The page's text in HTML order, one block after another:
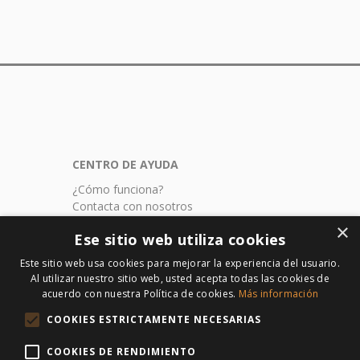
CENTRO DE AYUDA
¿Cómo funciona?
Contacta con nosotros
Politica de privacidad
Politica de envios
Formularios de seguros
CONTACTO
subastatuseguro.com
Av. Blas Infante 8. Planta 1º Mod. 17
×
Ese sitio web utiliza cookies
Este sitio web usa cookies para mejorar la experiencia del usuario.
Al utilizar nuestro sitio web, usted acepta todas las cookies de
acuerdo con nuestra Política de cookies. Más información
COOKIES ESTRICTAMENTE NECESARIAS
COOKIES DE RENDIMIENTO